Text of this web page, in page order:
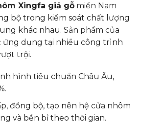
Xingfa giả gỗ miền Nam
bộ trong kiểm soát chất lượng
khác nhau. Sản phẩm của
ứng dụng tại nhiều công trình
trội.
hình tiêu chuẩn Châu Âu,
đồng bộ, tạo nên hệ cửa nhôm
và bền bỉ theo thời gian.